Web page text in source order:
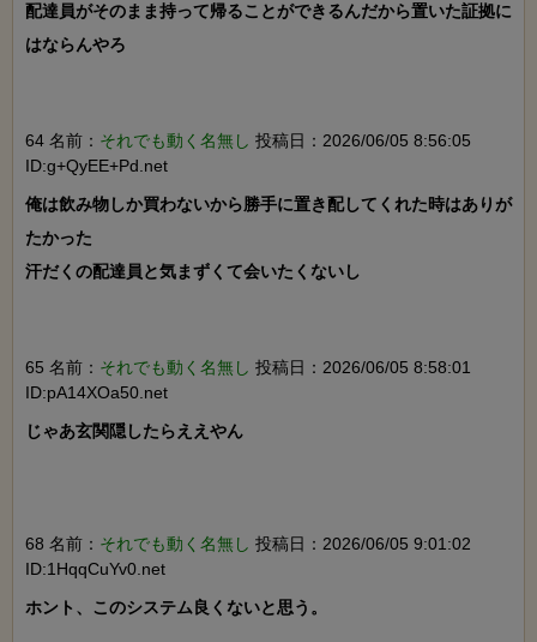
配達員がそのまま持って帰ることができるんだから置いた証拠に
はならんやろ
64 名前： それでも動く名無し 投稿日：2026/06/05 8:56:05
ID:g+QyEE+Pd.net
俺は飲み物しか買わないから勝手に置き配してくれた時はありが
たかった
汗だくの配達員と気まずくて会いたくないし
65 名前： それでも動く名無し 投稿日：2026/06/05 8:58:01
ID:pA14XOa50.net
じゃあ玄関隠したらええやん
68 名前： それでも動く名無し 投稿日：2026/06/05 9:01:02
ID:1HqqCuYv0.net
ホント、このシステム良くないと思う。